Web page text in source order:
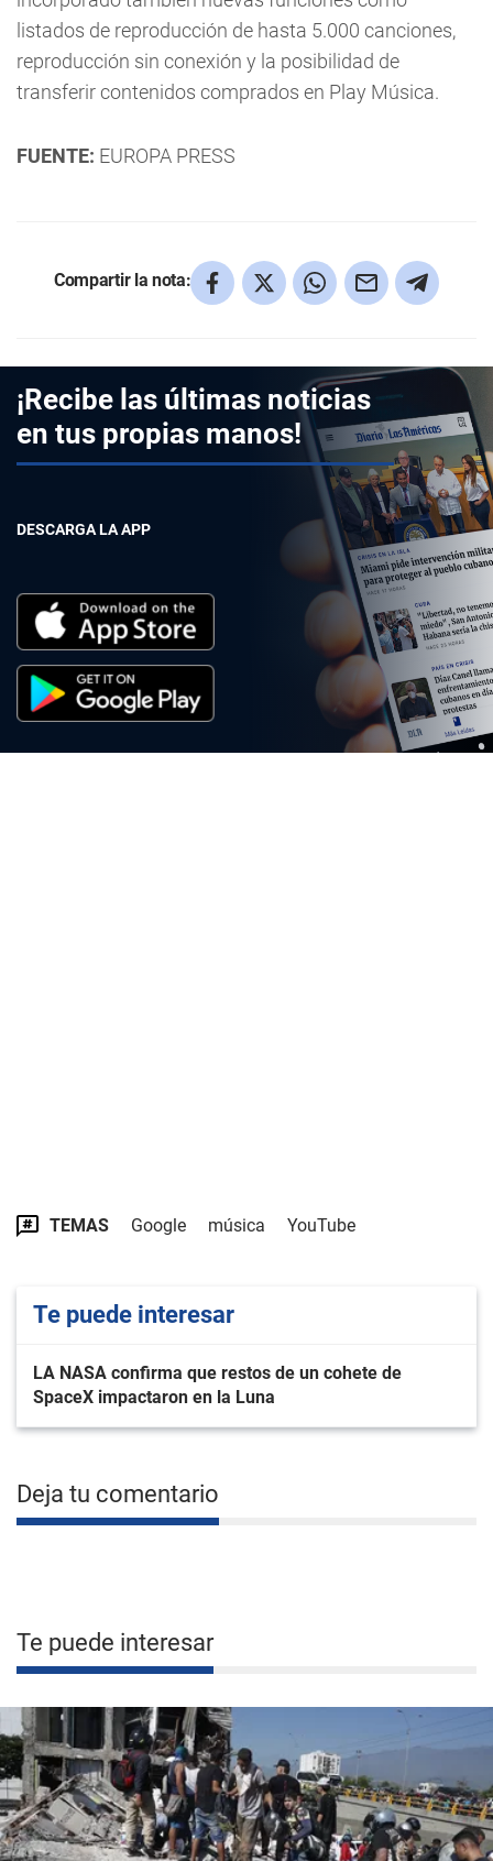
listados de reproducción de hasta 5.000 canciones,
reproducción sin conexión y la posibilidad de
transferir contenidos comprados en Play Música.
FUENTE: EUROPA PRESS
Compartir la nota:
¡Recibe las últimas noticias
en tus propias manos!
DESCARGA LA APP
TEMAS Google música YouTube
Te puede interesar
LA NASA confirma que restos de un cohete de
SpaceX impactaron en la Luna
Deja tu comentario
Te puede interesar